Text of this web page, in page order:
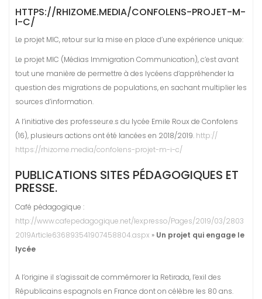
HTTPS://RHIZOME.MEDIA/CONFOLENS-PROJET-M-
I-C/
Le projet MIC, retour sur la mise en place d’une expérience unique:
Le projet MIC (Médias Immigration Communication), c’est avant
tout une manière de permettre à des lycéens d’appréhender la
question des migrations de populations, en sachant multiplier les
sources d’information.
A l’initiative des professeur.e.s du lycée Emile Roux de Confolens
(16), plusieurs actions ont été lancées en 2018/2019. http://
https://rhizome.media/confolens-projet-m-i-c/
PUBLICATIONS SITES PÉDAGOGIQUES ET
PRESSE.
Café pédagogique :
http://www.cafepedagogique.net/lexpresso/Pages/2019/03/2803
2019Article636893541907458804.aspx » Un projet qui engage le
lycée
A l’origine il s’agissait de commémorer la Retirada, l’exil des
Républicains espagnols en France dont on célèbre les 80 ans.